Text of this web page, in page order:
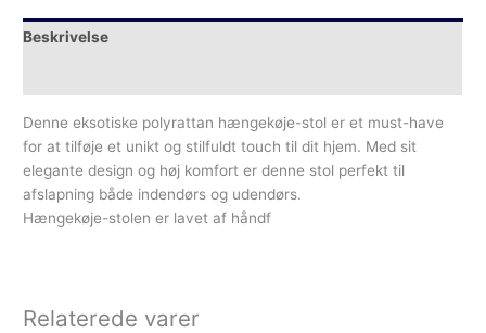
Beskrivelse
Denne eksotiske polyrattan hængekøje-stol er et must-have
for at tilføje et unikt og stilfuldt touch til dit hjem. Med sit
elegante design og høj komfort er denne stol perfekt til
afslapning både indendørs og udendørs.
Hængekøje-stolen er lavet af håndf
Relaterede varer